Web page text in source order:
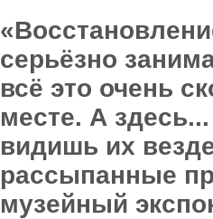
серьёзно
всё это очень
месте. А
видишь их
рассыпанные
музейный